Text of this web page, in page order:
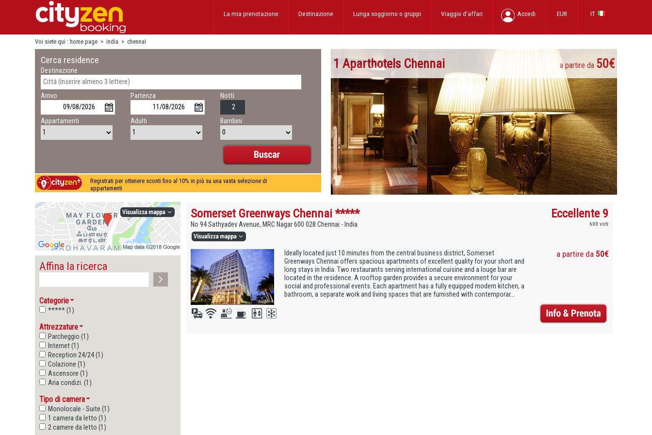
IT
EUR
Accedi
Viaggio d'affari
Lunga soggiorno o gruppi
Destinazione
La mia prenotazione
Voi siete qui : home page > india > chennai
Cerca residence
Destinazione
Arrivo Partenza Notti
Appartamenti Adulti Bambini
Registrati per ottenere sconti fino al 10% in più su una vasta selezione di
appartamenti
1 Aparthotels Chennai a partire da 50€
Affina la ricerca
Categorie
***** (1)
Attrezzature
Parcheggio (1)
Internet (1)
Reception 24/24 (1)
Colazione (1)
Ascensore (1)
Aria condizi. (1)
Tipo di camera
Monolocale - Suite (1)
1 camera da letto (1)
2 camere da letto (1)
Somerset Greenways Chennai *****
No 94 Sathyadev Avenue, MRC Nagar 600 028 Chennai - India
Eccellente 9
600 voti
Ideally located just 10 minutes from the central business district, Somerset
Greenways Chennai offers spacious apartments of excellent quality for your short and
long stays in India. Two restaurants serving international cuisine and a louge bar are
located in the residence. A rooftop garden provides a secure environment for your
social and professional events. Each apartment has a fully equipped modern kitchen, a
bathroom, a separate work and living spaces that are furnished with contemporar...
a partire da 50€